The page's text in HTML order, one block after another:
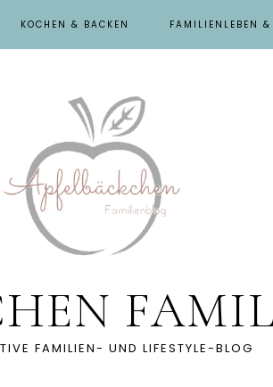
KOCHEN & BACKEN FAMILIENLEBEN &
FAMILIEN- UND LIFESTYLE-BLOG